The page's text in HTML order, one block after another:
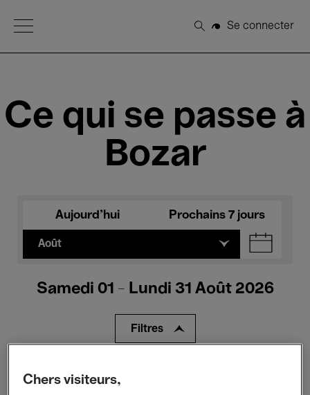
Open Menu
Rechercher
Se connecter
Ce qui se passe à
Bozar
Aujourd'hui Prochains 7 jours
Août
Samedi 01 - Lundi 31 Août 2026
Filtres
Tous les événements
Chers visiteurs,